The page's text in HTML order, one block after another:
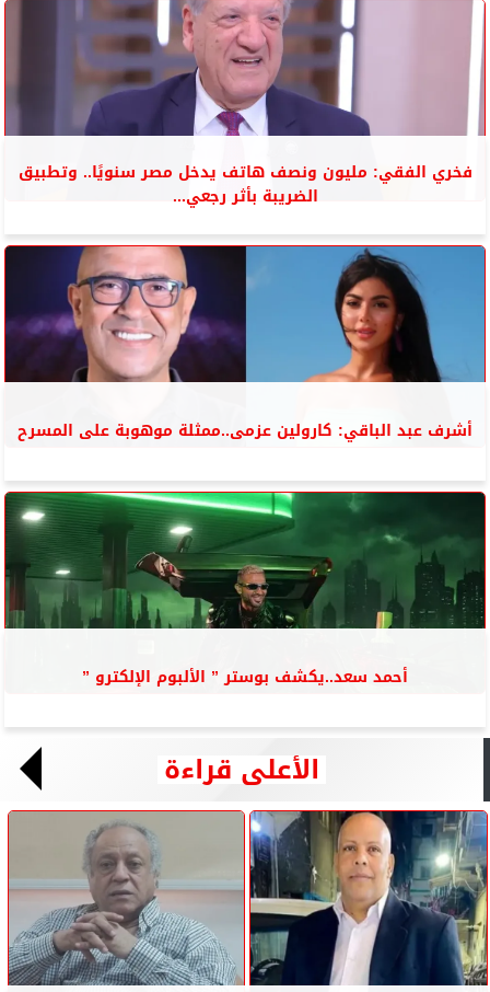
فخري الفقي: مليون ونصف هاتف يدخل مصر سنويًا.. وتطبيق
الضريبة بأثر رجعي...
أشرف عبد الباقي: كارولين عزمى..ممثلة موهوبة على المسرح
أحمد سعد..يكشف بوستر ” الألبوم الإلكترو ”
الأعلى قراءة